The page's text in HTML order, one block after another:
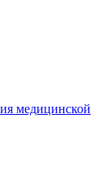
медицинской